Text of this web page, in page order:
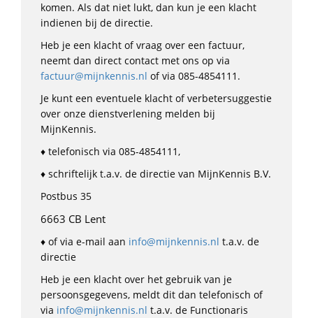
komen. Als dat niet lukt, dan kun je een klacht
indienen bij de directie.
Heb je een klacht of vraag over een factuur,
neemt dan direct contact met ons op via
factuur@mijnkennis.nl of via 085-4854111.
Je kunt een eventuele klacht of verbetersuggestie
over onze dienstverlening melden bij
MijnKennis.
♦ telefonisch via 085-4854111,
♦ schriftelijk t.a.v. de directie van MijnKennis B.V.
Postbus 35
6663 CB Lent
♦ of via e-mail aan info@mijnkennis.nl t.a.v. de
directie
Heb je een klacht over het gebruik van je
persoonsgegevens, meldt dit dan telefonisch of
via info@mijnkennis.nl t.a.v. de Functionaris